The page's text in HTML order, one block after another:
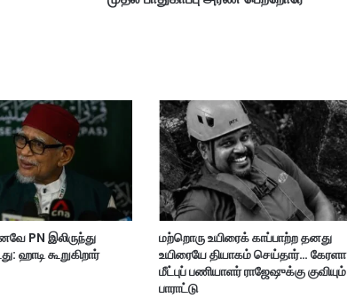
ஆ
ல்
தொ
ட
ரு
ம்
இ
ணை
PN இலிருந்து
ஹாடி கூறுகிறார்
மற்றொரு உயிரைக் காப்பாற்ற தனது
உயிரையே தியாகம் செய்தார்… கேரளா
மீட்புப் பணியாளர் ராஜேஷுக்கு குவியும்
பாராட்டு